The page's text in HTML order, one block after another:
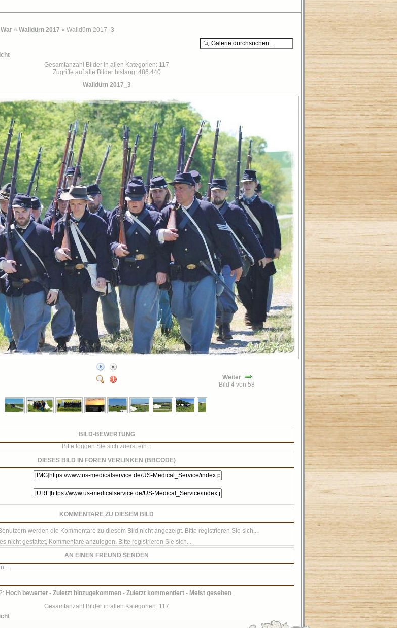
» Walldürn 2017 » Walldürn 2017_3
Gesamtanzahl Bilder in allen Kategorien: 117
Zugriffe auf alle Bilder bislang: 486.440
Walldürn 2017_3
Weiter
Bild 4 von 58
BILD-BEWERTUNG
Bitte loggen Sie sich zuerst ein...
DIESES BILD IN FOREN VERLINKEN (BBCODE)
KOMMENTARE ZU DIESEM BILD
werden die Kommentare zu diesem Bild nicht angezeigt. Bitte registrieren Sie sich...
nicht gestattet, Kommentare anzulegen. Bitte registrieren Sie sich...
AN EINEN FREUND SENDEN
Hoch bewertet - Zuletzt hinzugekommen - Zuletzt kommentiert - Meist gesehen
Gesamtanzahl Bilder in allen Kategorien: 117